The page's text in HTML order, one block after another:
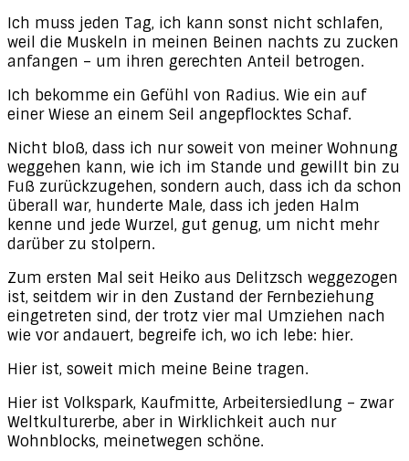
Ich muss jeden Tag, ich kann sonst nicht schlafen,
weil die Muskeln in meinen Beinen nachts zu zucken
anfangen – um ihren gerechten Anteil betrogen.
Ich bekomme ein Gefühl von Radius. Wie ein auf
einer Wiese an einem Seil angepflocktes Schaf.
Nicht bloß, dass ich nur soweit von meiner Wohnung
weggehen kann, wie ich im Stande und gewillt bin zu
Fuß zurückzugehen, sondern auch, dass ich da schon
überall war, hunderte Male, dass ich jeden Halm
kenne und jede Wurzel, gut genug, um nicht mehr
darüber zu stolpern.
Zum ersten Mal seit Heiko aus Delitzsch weggezogen
ist, seitdem wir in den Zustand der Fernbeziehung
eingetreten sind, der trotz vier mal Umziehen nach
wie vor andauert, begreife ich, wo ich lebe: hier.
Hier ist, soweit mich meine Beine tragen.
Hier ist Volkspark, Kaufmitte, Arbeitersiedlung – zwar
Weltkulturerbe, aber in Wirklichkeit auch nur
Wohnblocks, meinetwegen schöne.